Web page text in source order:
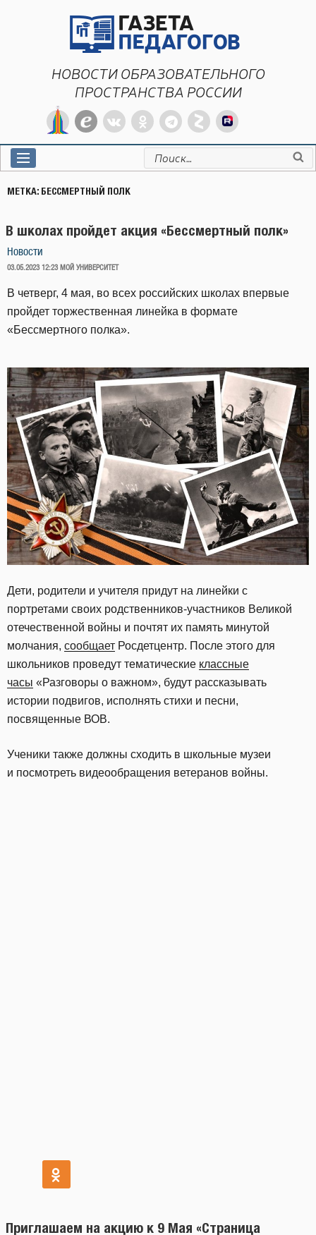
НОВОСТИ ОБРАЗОВАТЕЛЬНОГО
ПРОСТРАНСТВА РОССИИ
Искать:
МЕТКА: БЕССМЕРТНЫЙ ПОЛК
В школах пройдет акция «Бессмертный полк»
Новости
ОПУБЛИКОВАНО
03.05.2023 12:23 МОЙ УНИВЕРСИТЕТ
В четверг, 4 мая, во всех российских школах впервые
пройдет торжественная линейка в формате
«Бессмертного полка».
Дети, родители и учителя придут на линейки с
портретами своих родственников-участников Великой
отечественной войны и почтят их память минутой
молчания, сообщает Росдетцентр. После этого для
школьников проведут тематические классные
часы «Разговоры о важном», будут рассказывать
истории подвигов, исполнять стихи и песни,
посвященные ВОВ.
Ученики также должны сходить в школьные музеи
и посмотреть видеообращения ветеранов войны.
Приглашаем на акцию к 9 Мая «Страница